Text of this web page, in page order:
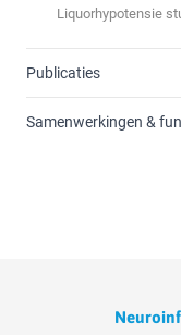
Liquorhypotensie
Publicaties
Samenwerkingen &